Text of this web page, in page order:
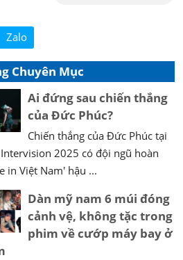
Zalo
Chuyên Mục
Ai đứng sau chiến thắng
của Đức Phúc?
Chiến thắng của Đức Phúc tại
2025 có đội ngũ hoàn
in Việt Nam' hậu ...
Dàn mỹ nam 6 múi đóng
cảnh vệ, không tặc trong
phim về cướp máy bay ở